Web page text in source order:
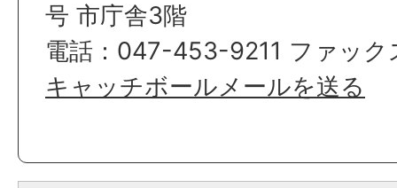
号 市庁舎3階
電話：047-453-9211 ファッ
キャッチボールメールを送る